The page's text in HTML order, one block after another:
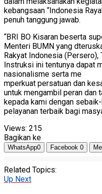
kebangsaan “Indonesia
penuh tanggung jawab.
“BRI BO Kisaran beserta
Menteri BUMN yang
Rakyat Indonesia (Persero),
Instruksi ini tentunya dapat
nasionalisme serta me
mperkuat persatuan dan
untuk mengambil peran dan
kepada kami dengan
pelayanan terbaik bagi
Views: 215
Bagikan ke
WhatsApp0 Facebook 0
Related Topics:
Up Next